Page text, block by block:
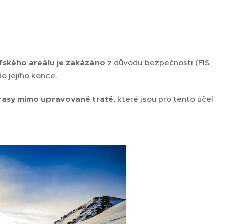
areálu je zakázáno z důvodu bezpečnosti (FIS
jejího konce.
mimo upravované tratě, které jsou pro tento účel